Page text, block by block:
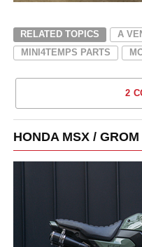
RELATED TOPICS A
MINI4TEMPS PARTS
2
HONDA MSX / GROM